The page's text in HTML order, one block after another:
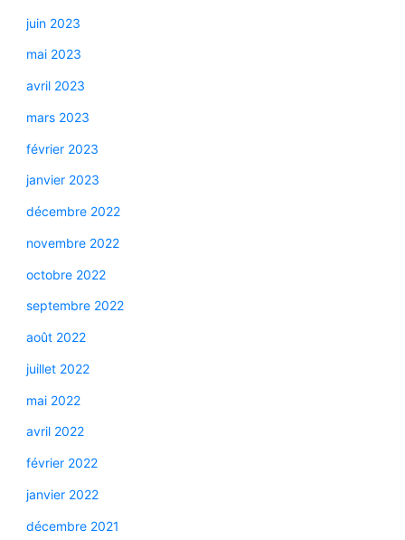
juin 2023
mai 2023
avril 2023
mars 2023
février 2023
janvier 2023
décembre 2022
novembre 2022
octobre 2022
septembre 2022
août 2022
juillet 2022
mai 2022
avril 2022
février 2022
janvier 2022
décembre 2021